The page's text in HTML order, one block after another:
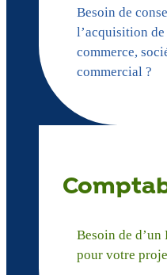
Besoin de
l’acquisition
commerce,
commercial ?
Besoin de
pour votre